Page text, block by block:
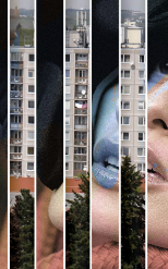
edu
Vše o ČT